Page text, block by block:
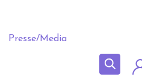
Presse/Media